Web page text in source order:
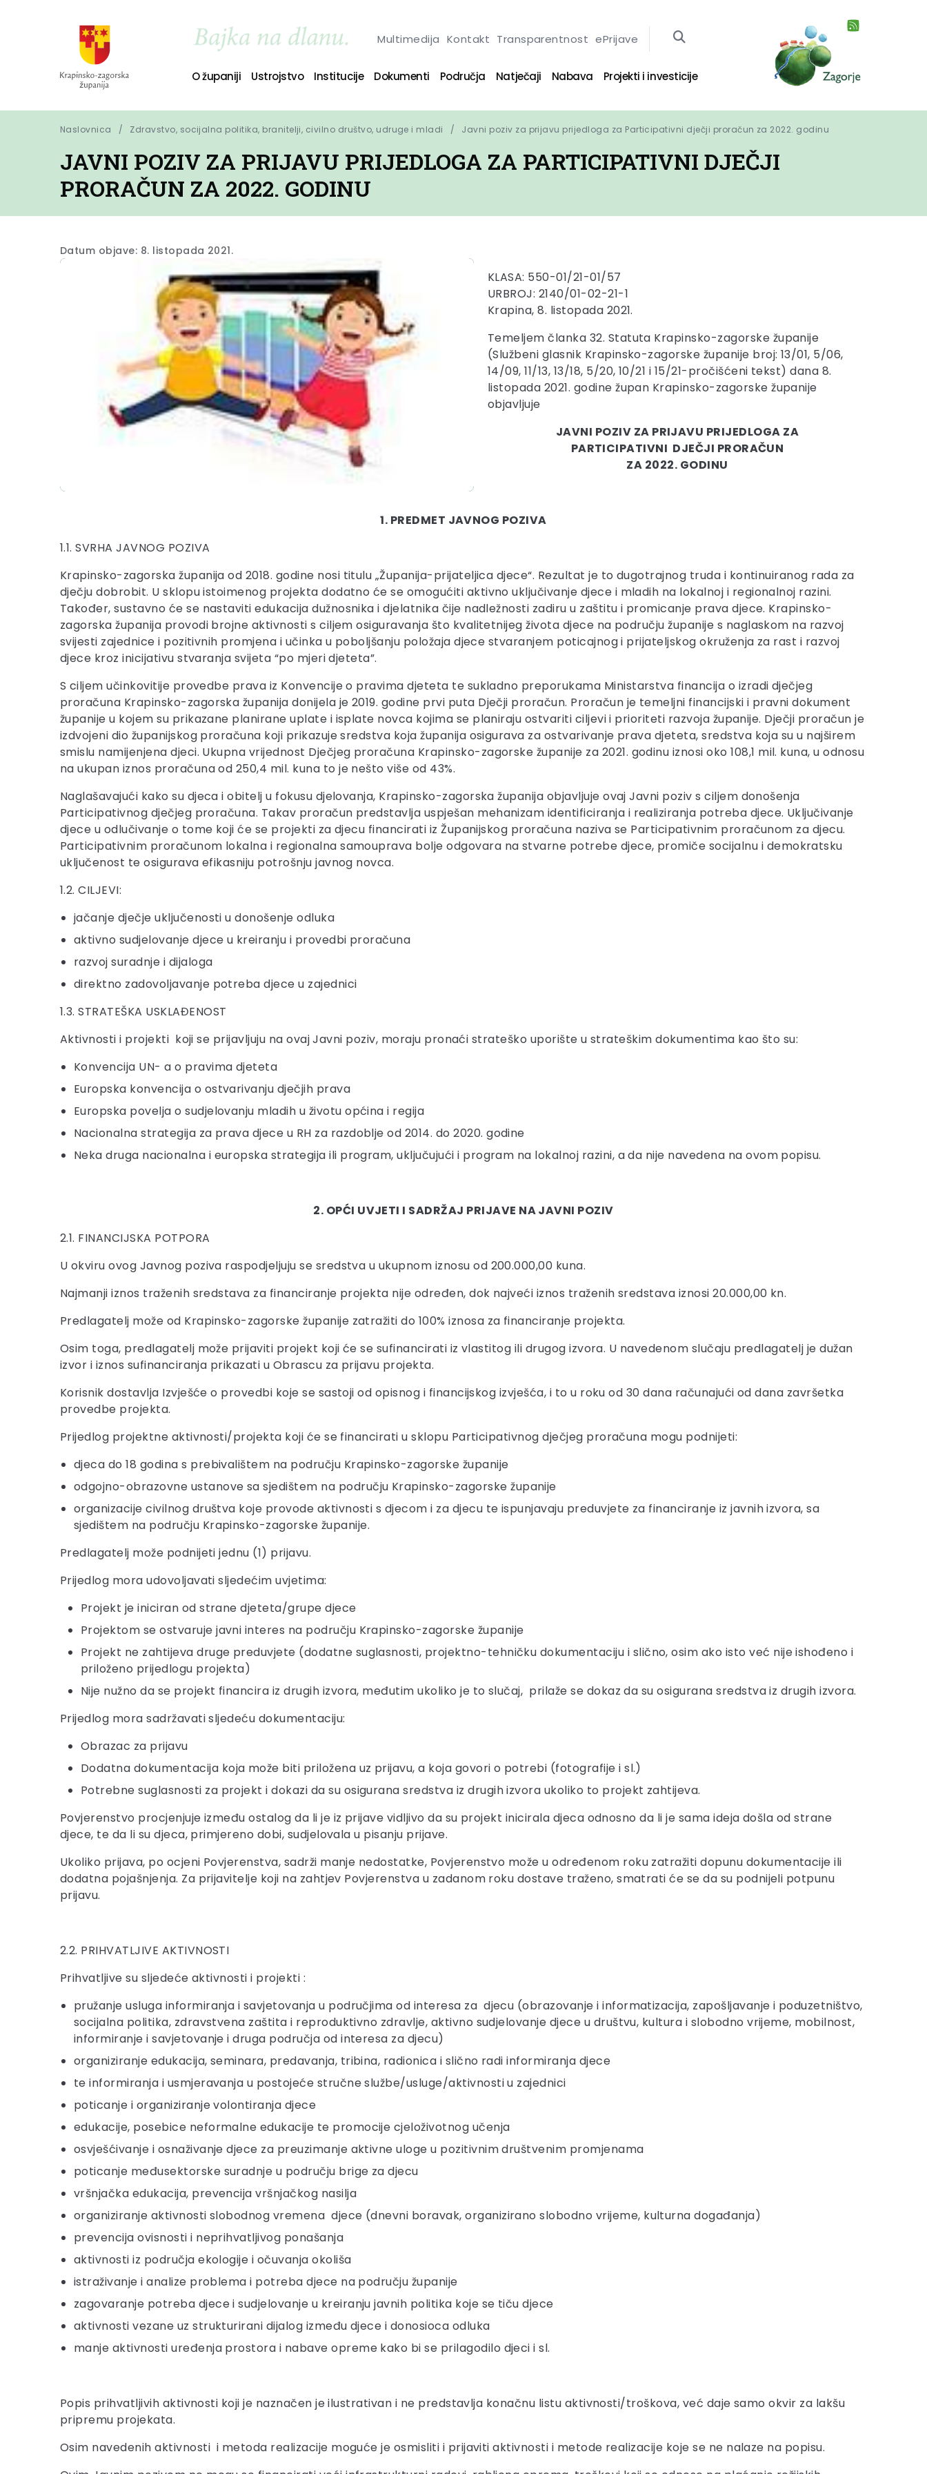
Multimedija Kontakt Transparentnost ePrijave
O županiji Ustrojstvo Institucije Dokumenti Područja Natječaji Nabava Projekti i investicije
Naslovnica Zdravstvo, socijalna politika, branitelji, civilno društvo, udruge i mladi Javni poziv za prijavu prijedloga za Participativni dječji proračun za 2022. godinu
JAVNI POZIV ZA PRIJAVU PRIJEDLOGA ZA PARTICIPATIVNI DJEČJI
PRORAČUN ZA 2022. GODINU
Datum objave: 8. listopada 2021.
KLASA: 550-01/21-01/57
URBROJ: 2140/01-02-21-1
Krapina, 8. listopada 2021.
Temeljem članka 32. Statuta Krapinsko-zagorske županije
(Službeni glasnik Krapinsko-zagorske županije broj: 13/01, 5/06,
14/09, 11/13, 13/18, 5/20, 10/21 i 15/21-pročišćeni tekst) dana 8.
listopada 2021. godine župan Krapinsko-zagorske županije
objavljuje
JAVNI POZIV ZA PRIJAVU PRIJEDLOGA ZA
PARTICIPATIVNI DJEČJI PRORAČUN
ZA 2022. GODINU
1. PREDMET JAVNOG POZIVA
1.1. SVRHA JAVNOG POZIVA
Krapinsko-zagorska županija od 2018. godine nosi titulu „Županija-prijateljica djece“. Rezultat je to dugotrajnog truda i kontinuiranog rada za
dječju dobrobit. U sklopu istoimenog projekta dodatno će se omogućiti aktivno uključivanje djece i mladih na lokalnoj i regionalnoj razini.
Također, sustavno će se nastaviti edukacija dužnosnika i djelatnika čije nadležnosti zadiru u zaštitu i promicanje prava djece. Krapinsko-
zagorska županija provodi brojne aktivnosti s ciljem osiguravanja što kvalitetnijeg života djece na području županije s naglaskom na razvoj
svijesti zajednice i pozitivnih promjena i učinka u poboljšanju položaja djece stvaranjem poticajnog i prijateljskog okruženja za rast i razvoj
djece kroz inicijativu stvaranja svijeta “po mjeri djeteta”.
S ciljem učinkovitije provedbe prava iz Konvencije o pravima djeteta te sukladno preporukama Ministarstva financija o izradi dječjeg
proračuna Krapinsko-zagorska županija donijela je 2019. godine prvi puta Dječji proračun. Proračun je temeljni financijski i pravni dokument
županije u kojem su prikazane planirane uplate i isplate novca kojima se planiraju ostvariti ciljevi i prioriteti razvoja županije. Dječji proračun je
izdvojeni dio županijskog proračuna koji prikazuje sredstva koja županija osigurava za ostvarivanje prava djeteta, sredstva koja su u najširem
smislu namijenjena djeci. Ukupna vrijednost Dječjeg proračuna Krapinsko-zagorske županije za 2021. godinu iznosi oko 108,1 mil. kuna, u odnosu
na ukupan iznos proračuna od 250,4 mil. kuna to je nešto više od 43%.
Naglašavajući kako su djeca i obitelj u fokusu djelovanja, Krapinsko-zagorska županija objavljuje ovaj Javni poziv s ciljem donošenja
Participativnog dječjeg proračuna. Takav proračun predstavlja uspješan mehanizam identificiranja i realiziranja potreba djece. Uključivanje
djece u odlučivanje o tome koji će se projekti za djecu financirati iz Županijskog proračuna naziva se Participativnim proračunom za djecu.
Participativnim proračunom lokalna i regionalna samouprava bolje odgovara na stvarne potrebe djece, promiče socijalnu i demokratsku
uključenost te osigurava efikasniju potrošnju javnog novca.
1.2. CILJEVI:
jačanje dječje uključenosti u donošenje odluka
aktivno sudjelovanje djece u kreiranju i provedbi proračuna
razvoj suradnje i dijaloga
direktno zadovoljavanje potreba djece u zajednici
1.3. STRATEŠKA USKLAĐENOST
Aktivnosti i projekti koji se prijavljuju na ovaj Javni poziv, moraju pronaći strateško uporište u strateškim dokumentima kao što su:
Konvencija UN- a o pravima djeteta
Europska konvencija o ostvarivanju dječjih prava
Europska povelja o sudjelovanju mladih u životu općina i regija
Nacionalna strategija za prava djece u RH za razdoblje od 2014. do 2020. godine
Neka druga nacionalna i europska strategija ili program, uključujući i program na lokalnoj razini, a da nije navedena na ovom popisu.
2. OPĆI UVJETI I SADRŽAJ PRIJAVE NA JAVNI POZIV
2.1. FINANCIJSKA POTPORA
U okviru ovog Javnog poziva raspodjeljuju se sredstva u ukupnom iznosu od 200.000,00 kuna.
Najmanji iznos traženih sredstava za financiranje projekta nije određen, dok najveći iznos traženih sredstava iznosi 20.000,00 kn.
Predlagatelj može od Krapinsko-zagorske županije zatražiti do 100% iznosa za financiranje projekta.
Osim toga, predlagatelj može prijaviti projekt koji će se sufinancirati iz vlastitog ili drugog izvora. U navedenom slučaju predlagatelj je dužan
izvor i iznos sufinanciranja prikazati u Obrascu za prijavu projekta.
Korisnik dostavlja Izvješće o provedbi koje se sastoji od opisnog i financijskog izvješća, i to u roku od 30 dana računajući od dana završetka
provedbe projekta.
Prijedlog projektne aktivnosti/projekta koji će se financirati u sklopu Participativnog dječjeg proračuna mogu podnijeti:
djeca do 18 godina s prebivalištem na području Krapinsko-zagorske županije
odgojno-obrazovne ustanove sa sjedištem na području Krapinsko-zagorske županije
organizacije civilnog društva koje provode aktivnosti s djecom i za djecu te ispunjavaju preduvjete za financiranje iz javnih izvora, sa
sjedištem na području Krapinsko-zagorske županije.
Predlagatelj može podnijeti jednu (1) prijavu.
Prijedlog mora udovoljavati sljedećim uvjetima:
Projekt je iniciran od strane djeteta/grupe djece
Projektom se ostvaruje javni interes na području Krapinsko-zagorske županije
Projekt ne zahtijeva druge preduvjete (dodatne suglasnosti, projektno-tehničku dokumentaciju i slično, osim ako isto već nije ishođeno i
priloženo prijedlogu projekta)
Nije nužno da se projekt financira iz drugih izvora, međutim ukoliko je to slučaj, prilaže se dokaz da su osigurana sredstva iz drugih izvora.
Prijedlog mora sadržavati sljedeću dokumentaciju:
Obrazac za prijavu
Dodatna dokumentacija koja može biti priložena uz prijavu, a koja govori o potrebi (fotografije i sl.)
Potrebne suglasnosti za projekt i dokazi da su osigurana sredstva iz drugih izvora ukoliko to projekt zahtijeva.
Povjerenstvo procjenjuje između ostalog da li je iz prijave vidljivo da su projekt inicirala djeca odnosno da li je sama ideja došla od strane
djece, te da li su djeca, primjereno dobi, sudjelovala u pisanju prijave.
Ukoliko prijava, po ocjeni Povjerenstva, sadrži manje nedostatke, Povjerenstvo može u određenom roku zatražiti dopunu dokumentacije ili
dodatna pojašnjenja. Za prijavitelje koji na zahtjev Povjerenstva u zadanom roku dostave traženo, smatrati će se da su podnijeli potpunu
prijavu.
2.2. PRIHVATLJIVE AKTIVNOSTI
Prihvatljive su sljedeće aktivnosti i projekti :
pružanje usluga informiranja i savjetovanja u područjima od interesa za djecu (obrazovanje i informatizacija, zapošljavanje i poduzetništvo,
socijalna politika, zdravstvena zaštita i reproduktivno zdravlje, aktivno sudjelovanje djece u društvu, kultura i slobodno vrijeme, mobilnost,
informiranje i savjetovanje i druga područja od interesa za djecu)
organiziranje edukacija, seminara, predavanja, tribina, radionica i slično radi informiranja djece
te informiranja i usmjeravanja u postojeće stručne službe/usluge/aktivnosti u zajednici
poticanje i organiziranje volontiranja djece
edukacije, posebice neformalne edukacije te promocije cjeloživotnog učenja
osvješćivanje i osnaživanje djece za preuzimanje aktivne uloge u pozitivnim društvenim promjenama
poticanje međusektorske suradnje u području brige za djecu
vršnjačka edukacija, prevencija vršnjačkog nasilja
organiziranje aktivnosti slobodnog vremena djece (dnevni boravak, organizirano slobodno vrijeme, kulturna događanja)
prevencija ovisnosti i neprihvatljivog ponašanja
aktivnosti iz područja ekologije i očuvanja okoliša
istraživanje i analize problema i potreba djece na području županije
zagovaranje potreba djece i sudjelovanje u kreiranju javnih politika koje se tiču djece
aktivnosti vezane uz strukturirani dijalog između djece i donosioca odluka
manje aktivnosti uređenja prostora i nabave opreme kako bi se prilagodilo djeci i sl.
Popis prihvatljivih aktivnosti koji je naznačen je ilustrativan i ne predstavlja konačnu listu aktivnosti/troškova, već daje samo okvir za lakšu
pripremu projekata.
Osim navedenih aktivnosti i metoda realizacije moguće je osmisliti i prijaviti aktivnosti i metode realizacije koje se ne nalaze na popisu.